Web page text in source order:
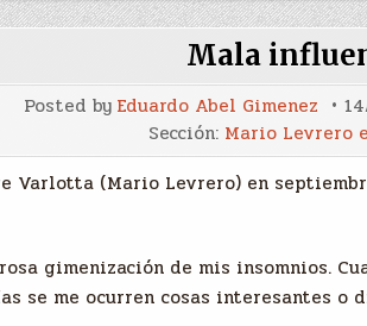
Mala
Posted by Eduardo Abel Gimenez
Sección: Mario Levrero
Varlotta (Mario Levrero) en
gimenización de mis insomnios.
se me ocurren cosas interesantes o